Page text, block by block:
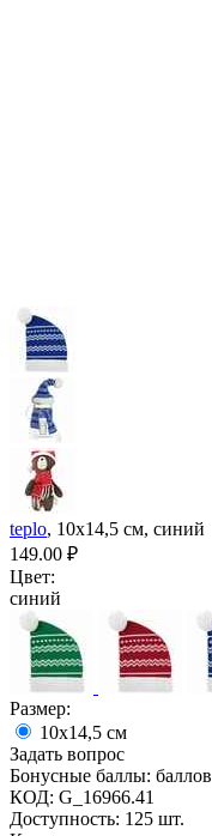
teplo, 10х14,5 см, синий
149.00 ₽
Цвет:
синий
Размер:
10х14,5 см
Задать вопрос
Бонусные баллы: баллов
КОД: G_16966.41
Доступность: 125 шт.